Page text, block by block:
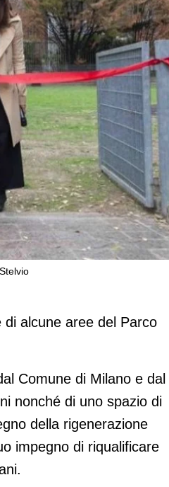
Comune di
alcune aree del Parco
Comune di Milano e dal
nonché di uno spazio di
della rigenerazione
impegno di riqualificare